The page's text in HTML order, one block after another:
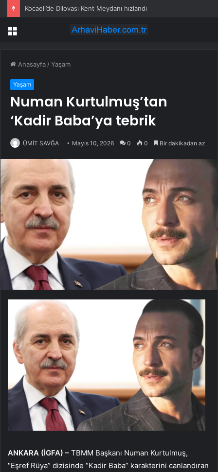
Kocaeli’de Dilovası Kent Meydanı hızlandı
Menü
Anasayfa /Yaşam
Yaşam
Numan Kurtulmuş’tan
‘Kadir Baba’ya tebrik
ÜMİT SAVĞA Mayıs 10, 2026 0 0 Bir dakikadan az
ANKARA (İGFA) – TBMM Başkanı Numan Kurtulmuş,
“Eşref Rüya” dizisinde “Kadir Baba” karakterini canlandıran